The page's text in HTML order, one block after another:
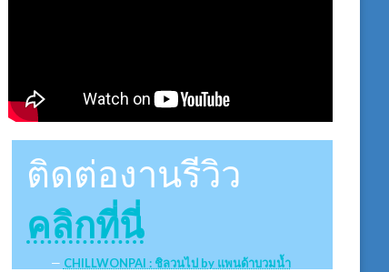
ติดต่องานรีวิว
คลิกที่นี่
CHILLWONPAI : ชิลวนไป by แพนด้าบวมน้ำ